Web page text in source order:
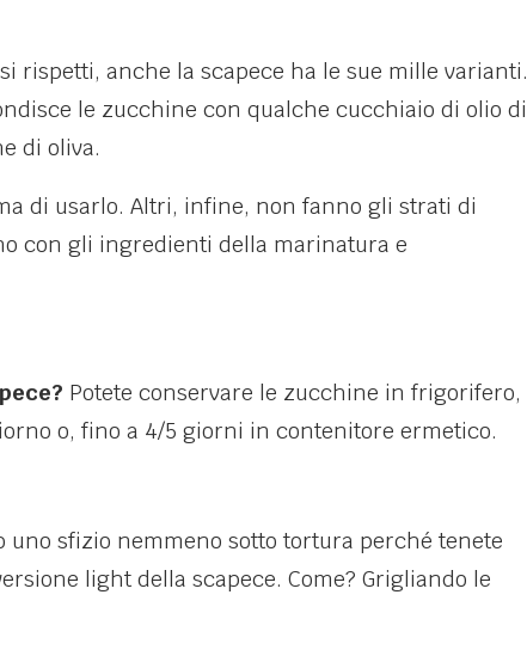
rispetti, anche la scapece ha le sue mille varianti.
le zucchine con qualche cucchiaio di olio di
di oliva.
di usarlo. Altri, infine, non fanno gli strati di
con gli ingredienti della marinatura e
Potete conservare le zucchine in frigorifero,
o, fino a 4/5 giorni in contenitore ermetico.
sfizio nemmeno sotto tortura perché tenete
light della scapece. Come? Grigliando le